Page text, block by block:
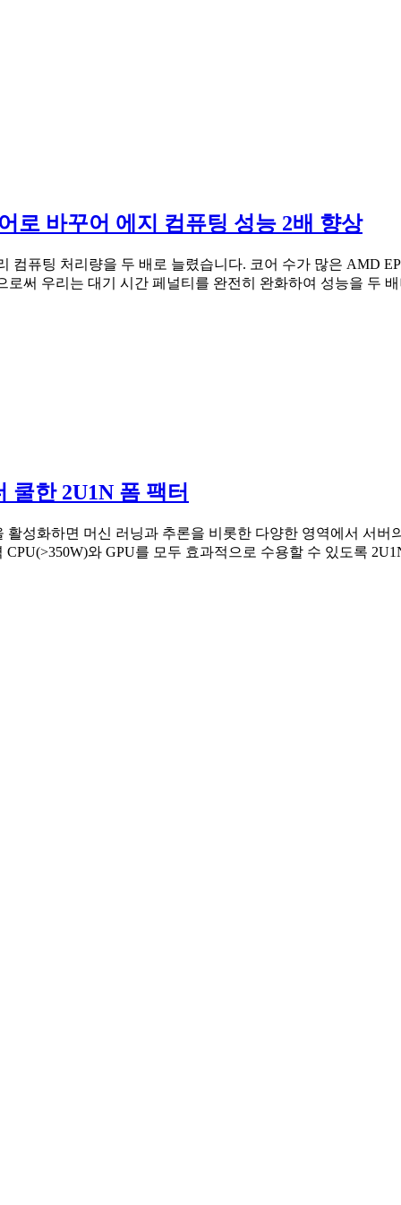
로 바꾸어 에지 컴퓨팅 성능 2배 향상
컴퓨팅 처리량을 두 배로 늘렸습니다. 코어 수가 많은 AMD
써 우리는 대기 시간 페널티를 완전히 완화하여 성능을 두
쿨한 2U1N 폼 팩터
성화하면 머신 러닝과 추론을 비롯한 다양한 영역에서 서버
와 GPU를 모두 효과적으로 수용할 수 있도록